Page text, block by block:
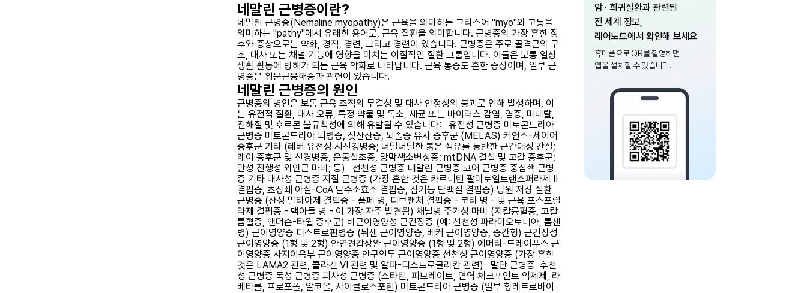
네말린 근병증이란?
네말린 근병증(Nemaline myopathy)은 근육을 의미하는 그리스어 "myo"와 고통을
의미하는 "pathy"에서 유래한 용어로, 근육 질환을 의미합니다. 근병증의 가장 흔한 징
후와 증상으로는 약화, 경직, 경련, 그리고 경련이 있습니다. 근병증은 주로 골격근의 구
조, 대사 또는 채널 기능에 영향을 미치는 이질적인 질환 그룹입니다. 이들은 보통 일상
생활 활동에 방해가 되는 근육 약화로 나타납니다. 근육 통증도 흔한 증상이며, 일부 근
병증은 횡문근융해증과 관련이 있습니다.
네말린 근병증의 원인
근병증의 병인은 보통 근육 조직의 무결성 및 대사 안정성의 붕괴로 인해 발생하며, 이
는 유전적 질환, 대사 오류, 특정 약물 및 독소, 세균 또는 바이러스 감염, 염증, 미네랄,
전해질 및 호르몬 불규칙성에 의해 유발될 수 있습니다: 유전성 근병증 미토콘드리아
근병증 미토콘드리아 뇌병증, 젖산산증, 뇌졸중 유사 증후군 (MELAS) 커언스-세이어
증후군 기타 (레버 유전성 시신경병증; 너덜너덜한 붉은 섬유를 동반한 근간대성 간질;
레이 증후군 및 신경병증, 운동실조증, 망막색소변성증; mtDNA 결실 및 고갈 증후군;
만성 진행성 외안근 마비; 등) 선천성 근병증 네말린 근병증 코어 근병증 중심핵 근병
증 기타 대사성 근병증 지질 근병증 (가장 흔한 것은 카르니틴 팔미토일트랜스퍼라제 II
결핍증, 초장쇄 아실-CoA 탈수소효소 결핍증, 삼기능 단백질 결핍증) 당원 저장 질환
근병증 (산성 말타아제 결핍증 - 폼페 병, 디브랜처 결핍증 - 코리 병 - 및 근육 포스포릴
라제 결핍증 - 맥아들 병 - 이 가장 자주 발견됨) 채널병 주기성 마비 (저칼륨혈증, 고칼
륨혈증, 앤더슨-타윌 증후군) 비근이영양성 근긴장증 (예: 선천성 파라미오토니아, 톰센
병) 근이영양증 디스트로핀병증 (뒤센 근이영양증, 베커 근이영양증, 중간형) 근긴장성
근이영양증 (1형 및 2형) 안면견갑상완 근이영양증 (1형 및 2형) 에머리-드레이푸스 근
이영양증 사지이음부 근이영양증 안구인두 근이영양증 선천성 근이영양증 (가장 흔한
것은 LAMA2 관련, 콜라겐 VI 관련 및 알파-디스트로글리칸 관련) 말단 근병증 후천
성 근병증 독성 근병증 괴사성 근병증 (스타틴, 피브레이트, 면역 체크포인트 억제제, 라
베타롤, 프로포폴, 알코올, 사이클로스포린) 미토콘드리아 근병증 (일부 항레트로바이
암 · 희귀질환과 관련된
전 세계 정보,
레어노트에서 확인해 보세요
휴대폰으로 QR를 촬영하면
앱을 설치할 수 있습니다.